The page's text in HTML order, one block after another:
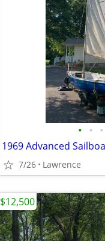
• • •
1969 Advanced
7/26 Lawrence
$12,500